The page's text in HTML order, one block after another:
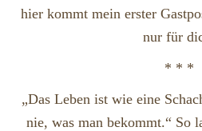
hier kommt mein erster
nur für
* * *
„Das Leben ist wie eine
nie, was man bekommt.“ So